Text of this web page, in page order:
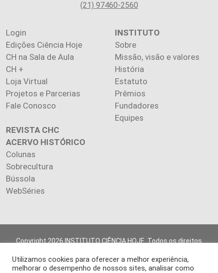
(21) 97460-2560
Login
Edições Ciência Hoje
CH na Sala de Aula
CH +
Loja Virtual
Projetos e Parcerias
Fale Conosco
INSTITUTO
Sobre
Missão, visão e valores
História
Estatuto
Prêmios
Fundadores
Equipes
REVISTA CHC
ACERVO HISTÓRICO
Colunas
Sobrecultura
Bússola
WebSéries
Copyright 2026 INSTITUTO CIÊNCIA HOJE. Todos os direitos
Os artigos publicados na revista refletem exclusivamente a
Utilizamos cookies para oferecer a melhor experiência,
melhorar o desempenho de nossos sites, analisar como